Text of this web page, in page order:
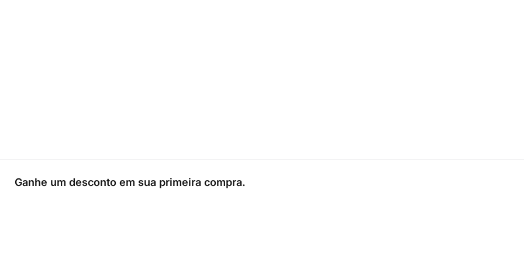
Ganhe um desconto em sua primeira compra.